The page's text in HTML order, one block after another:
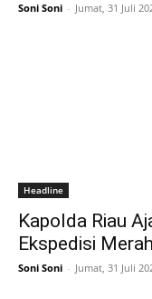
Soni Soni - Jumat, 31 Juli
Headline
Kapolda Riau
Ekspedisi
Soni Soni - Jumat, 31 Juli